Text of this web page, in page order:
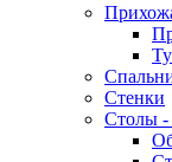
Стенки
Столы -